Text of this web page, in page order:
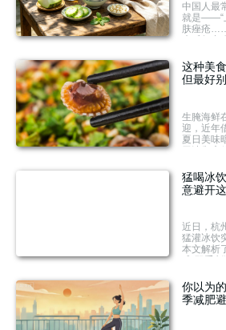
中国人最
就是——“
肤痤疮
火，选择
生活方式
来学习如
这种美
但最好别
生腌海鲜
迎，近年
夏日美味
无法彻底
能导致维
全享用需
材，并务
猛喝冰
意避开
近日，杭
猛灌冰饮
本文解析
水方法，
汗能排毒
区，帮助
你以为
季减肥